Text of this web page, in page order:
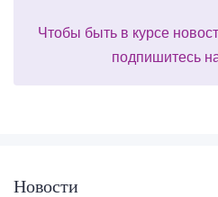
Чтобы быть в курсе
подпишитесь
Новости